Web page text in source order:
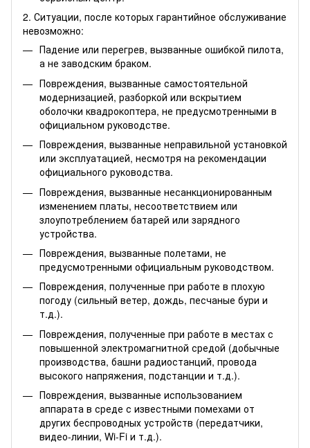
2. Ситуации, после которых гарантийное обслуживание
невозможно:
Падение или перегрев, вызванные ошибкой пилота,
а не заводским браком.
Повреждения, вызванные самостоятельной
модернизацией, разборкой или вскрытием
оболочки квадрокоптера, не предусмотренными в
официальном руководстве.
Повреждения, вызванные неправильной установкой
или эксплуатацией, несмотря на рекомендации
официального руководства.
Повреждения, вызванные несанкционированным
изменением платы, несоответствием или
злоупотреблением батарей или зарядного
устройства.
Повреждения, вызванные полетами, не
предусмотренными официальным руководством.
Повреждения, полученные при работе в плохую
погоду (сильный ветер, дождь, песчаные бури и
т.д.).
Повреждения, полученные при работе в местах с
повышенной электромагнитной средой (добычные
производства, башни радиостанций, провода
высокого напряжения, подстанции и т.д.).
Повреждения, вызванные использованием
аппарата в среде с известными помехами от
других беспроводных устройств (передатчики,
видео-линии, Wi-Fi и т.д.).